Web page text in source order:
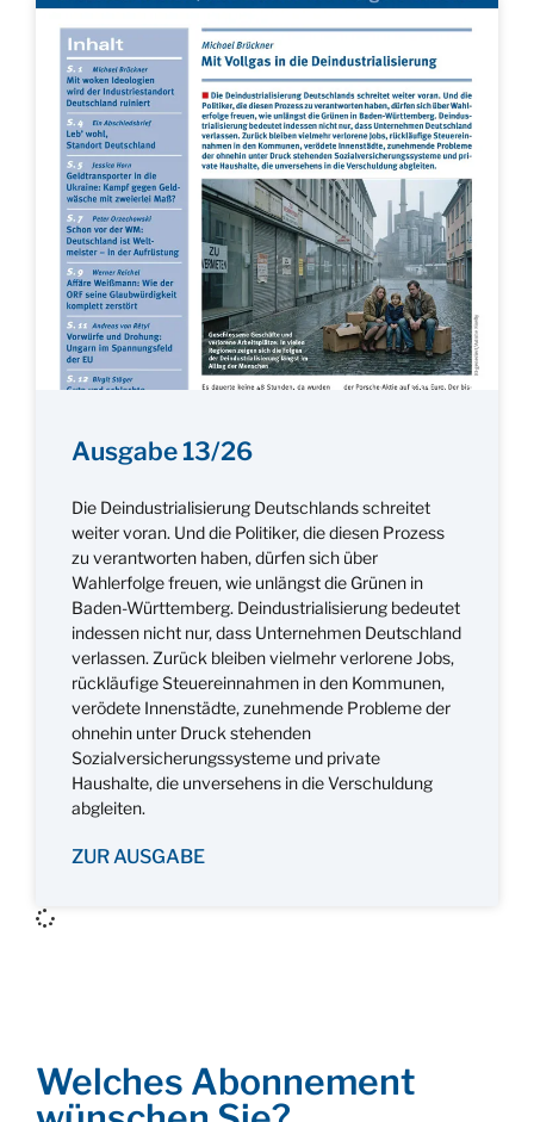
Ausgabe 13/26
Die Deindustrialisierung Deutschlands schreitet
weiter voran. Und die Politiker, die diesen Prozess
zu verantworten haben, dürfen sich über
Wahlerfolge freuen, wie unlängst die Grünen in
Baden-Württemberg. Deindustrialisierung bedeutet
indessen nicht nur, dass Unternehmen Deutschland
verlassen. Zurück bleiben vielmehr verlorene Jobs,
rückläufige Steuereinnahmen in den Kommunen,
verödete Innenstädte, zunehmende Probleme der
ohnehin unter Druck stehenden
Sozialversicherungssysteme und private
Haushalte, die unversehens in die Verschuldung
abgleiten.
ZUR AUSGABE
Welches Abonnement